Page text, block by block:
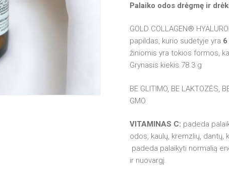
Palaiko odos drėgmę ir
GOLD COLLAGEN®
papildas, kurio sudėtyje yra
žiniomis yra tokios formos,
Grynasis kiekis 78.3 g
BE GLITIMO, BE LAKTOZĖS,
GMO
VITAMINAS C: padeda
odos, kaulų, kremzlių, dantų,
padeda palaikyti normalią
ir nuovargį.